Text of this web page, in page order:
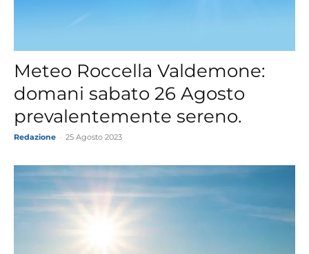
Meteo Roccella Valdemone:
domani sabato 26 Agosto
prevalentemente sereno.
Redazione 25 Agosto 2023